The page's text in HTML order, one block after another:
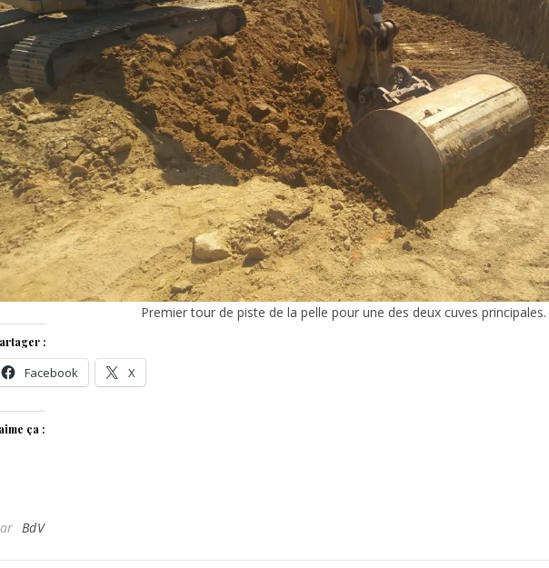
Premier tour de piste de la pelle pour une des deux cuves principales.
:
Facebook X
ça :
BdV